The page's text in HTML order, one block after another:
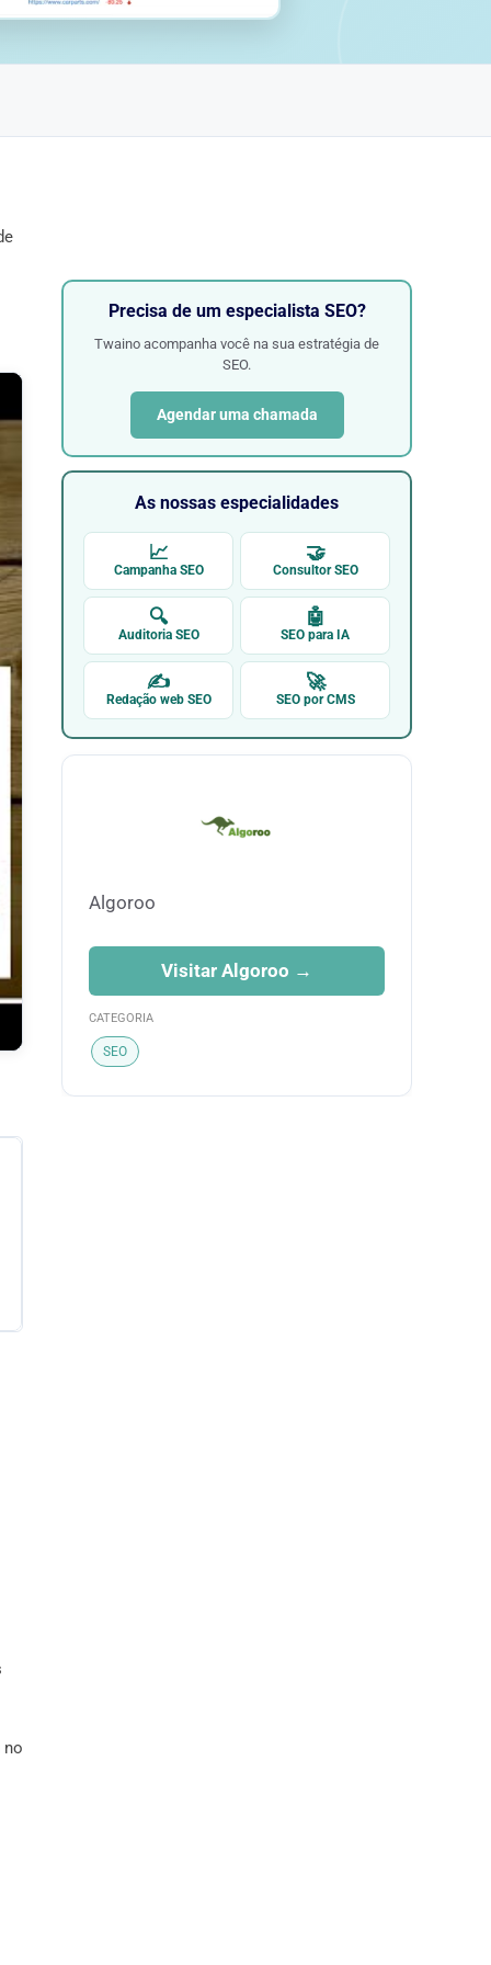
no
Precisa de um especialista SEO?
Twaino acompanha você na sua estratégia de
SEO.
Agendar uma chamada
As nossas especialidades
📈
Campanha SEO
🤝
Consultor SEO
🔍
Auditoria SEO
🤖
SEO para IA
✍
Redação web SEO
🚀
SEO por CMS
Algoroo
Visitar Algoroo →
CATEGORIA
SEO